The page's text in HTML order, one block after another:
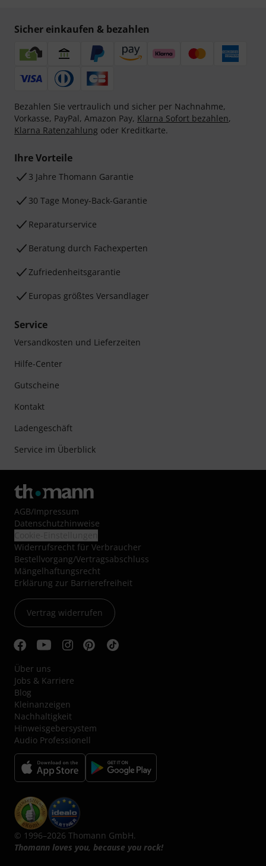
Sicher einkaufen & bezahlen
Bezahlen Sie vertraulich und sicher per Nachnahme,
Vorkasse, PayPal, Amazon Pay, Klarna Sofort bezahlen,
Klarna Ratenzahlung oder Kreditkarte.
Ihre Vorteile
3 Jahre Thomann Garantie
30 Tage Money-Back-Garantie
Reparaturservice
Beratung durch Fachexperten
Zufriedenheitsgarantie
Europas größtes Versandlager
Service
Versandkosten und Lieferzeiten
Hilfe-Center
Gutscheine
Kontakt
Ladengeschäft
Service im Überblick
AGB/Impressum
Datenschutzhinweise
Widerrufsrecht für Verbraucher
Bestellvorgang/Vertragsabschluss
Mängelhaftungsrecht
Erklärung zur Barrierefreiheit
Vertrag widerrufen
Über uns
Jobs & Karriere
Blog
Kleinanzeigen
Nachhaltigkeit
Hinweisgebersystem
Audio Professionell
© 1996–2026 Thomann GmbH.
Thomann loves you, because you rock!